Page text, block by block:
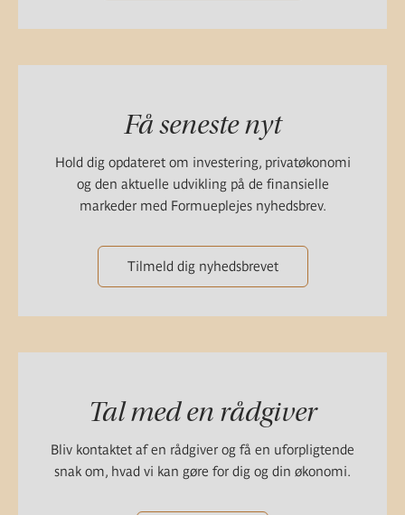
Få seneste nyt
Hold dig opdateret om investering, privatøkonomi
og den aktuelle udvikling på de finansielle
markeder med Formueplejes nyhedsbrev.
Tilmeld dig nyhedsbrevet
Tal med en rådgiver
Bliv kontaktet af en rådgiver og få en uforpligtende
snak om, hvad vi kan gøre for dig og din økonomi.